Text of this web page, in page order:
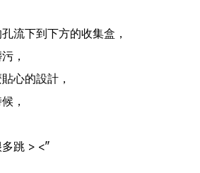
流下到下方的收集盒，
，
心的設計，
，
跳 > <"